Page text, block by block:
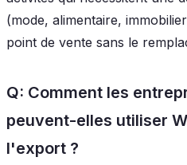
(mode, alimentaire,
point de vente sans le
Q: Comment les
peuvent-elles utiliser
l'export ?